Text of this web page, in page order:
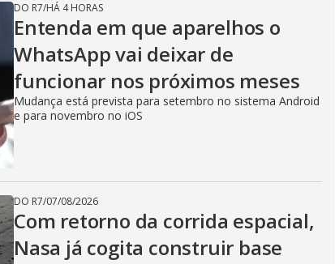
DO R7/HÁ 4 HORAS
Entenda em que aparelhos o
WhatsApp vai deixar de
funcionar nos próximos meses
Mudança está prevista para setembro no sistema Android
e para novembro no iOS
DO R7/07/08/2026
Com retorno da corrida espacial,
Nasa já cogita construir base